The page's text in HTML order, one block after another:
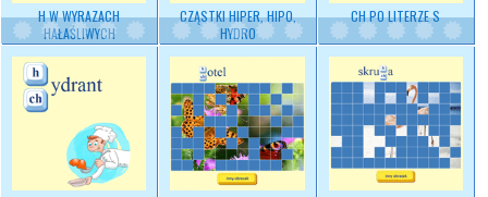
H W WYRAZACH
HAŁAŚLIWYCH
CZĄSTKI HIPER, HIPO,
HYDRO
CH PO LITERZE S